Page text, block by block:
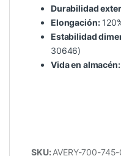
Durabilidad
Elongación:
Estabilidad
30646)
Vida en almacén:
SKU: AVERY-700-